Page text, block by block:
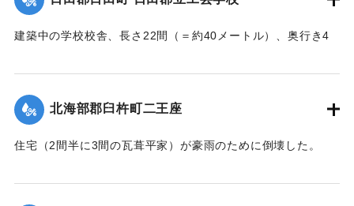
｜固有コード: 002680196
建築中の学校校舎、長さ22間（＝約40メートル）、奥行き4
校舎は6分方しか竣成しておらず、損害は軽微だった。
【出典：大分新聞 大正7年7月16日7面（15日夕刊）】
｜固有コード: 002680197
北海部郡臼杵町二王座
住宅（2間半に3間の瓦葺平家）が豪雨のために倒壊した。